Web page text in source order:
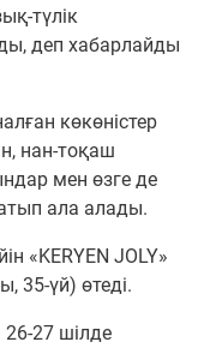
түлік
деп хабарлайды
көкөністер
нан-тоқаш
мен өзге де
ала алады.
«KERYEN JOLY»
35-үй) өтеді.
27 шілде